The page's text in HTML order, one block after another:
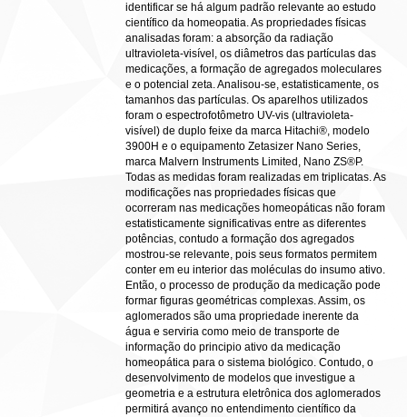
identificar se há algum padrão relevante ao estudo
científico da homeopatia. As propriedades físicas
analisadas foram: a absorção da radiação
ultravioleta-visível, os diâmetros das partículas das
medicações, a formação de agregados moleculares
e o potencial zeta. Analisou-se, estatisticamente, os
tamanhos das partículas. Os aparelhos utilizados
foram o espectrofotômetro UV-vis (ultravioleta-
visível) de duplo feixe da marca Hitachi®, modelo
3900H e o equipamento Zetasizer Nano Series,
marca Malvern Instruments Limited, Nano ZS®P.
Todas as medidas foram realizadas em triplicatas. As
modificações nas propriedades físicas que
ocorreram nas medicações homeopáticas não foram
estatisticamente significativas entre as diferentes
potências, contudo a formação dos agregados
mostrou-se relevante, pois seus formatos permitem
conter em eu interior das moléculas do insumo ativo.
Então, o processo de produção da medicação pode
formar figuras geométricas complexas. Assim, os
aglomerados são uma propriedade inerente da
água e serviria como meio de transporte de
informação do principio ativo da medicação
homeopática para o sistema biológico. Contudo, o
desenvolvimento de modelos que investigue a
geometria e a estrutura eletrônica dos aglomerados
permitirá avanço no entendimento científico da